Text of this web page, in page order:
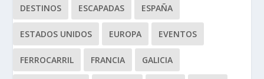
DESTINOS ESCAPADAS ESPAÑA
ESTADOS UNIDOS EUROPA EVENTOS
FERROCARRIL FRANCIA GALICIA